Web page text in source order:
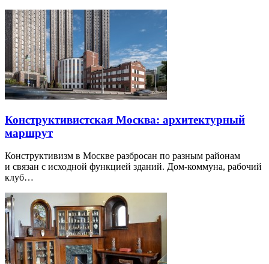
Конструктивистская Москва: архитектурный
маршрут
Конструктивизм в Москве разбросан по разным районам
и связан с исходной функцией зданий. Дом-коммуна, рабочий
клуб…